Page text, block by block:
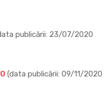
publicării: 23/07/2020
(data publicării: 09/11/2020